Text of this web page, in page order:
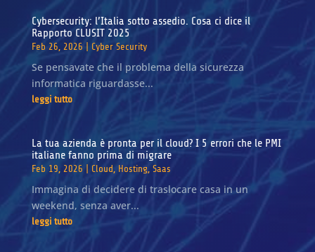
Cybersecurity: l’Italia sotto assedio. Cosa ci dice il
Rapporto CLUSIT 2025
Feb 26, 2026 Cyber Security
Se pensavate che il problema della sicurezza
informatica riguardasse...
leggi tutto
La tua azienda è pronta per il cloud? I 5 errori che le PMI
italiane fanno prima di migrare
Feb 19, 2026 Cloud, Hosting, Saas
Immagina di decidere di traslocare casa in un
weekend, senza aver...
leggi tutto